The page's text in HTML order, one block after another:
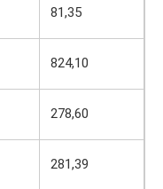
81,35
824,10
278,60
281,39